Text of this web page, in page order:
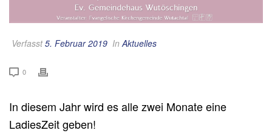
Verfasst5. Februar 2019 InAktuelles
0
In diesem Jahr wird es alle zwei Monate eine
LadiesZeit geben!